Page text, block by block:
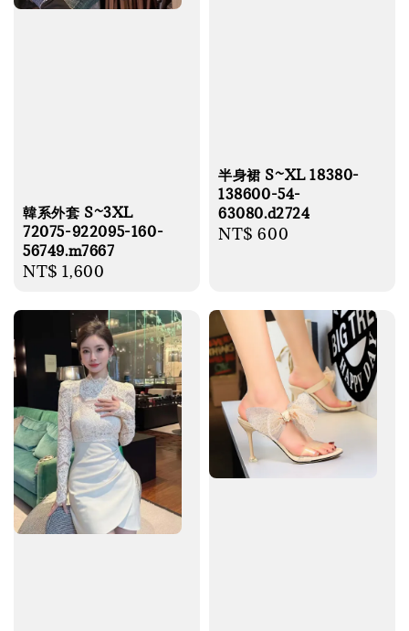
韓系外套 S~3XL
72075-922095-160-
56749.m7667
Regular
NT$ 1,600
半身裙 S~XL 18380-
138600-54-
63080.d2724
Regular
NT$ 600